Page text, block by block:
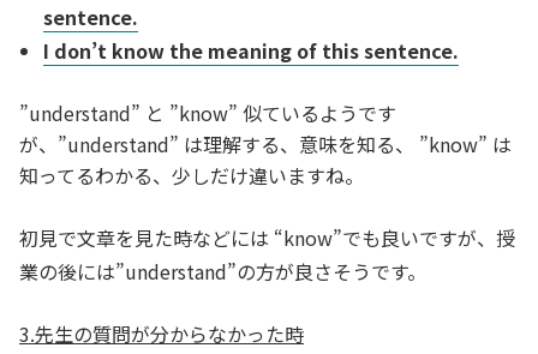
sentence.
I don’t know the meaning of this sentence.
”understand” と ”know” 似ているようです
が、”understand” は理解する、意味を知る、 ”know” は
知ってるわかる、少しだけ違いますね。
初見で文章を見た時などには “know”でも良いですが、授
業の後には”understand”の方が良さそうです。
3.先生の質問が分からなかった時